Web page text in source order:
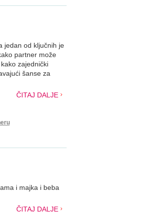
jedan od ključnih je
partner može
zajednički
šanse za
ČITAJ DALJE
i majka i beba
ČITAJ DALJE